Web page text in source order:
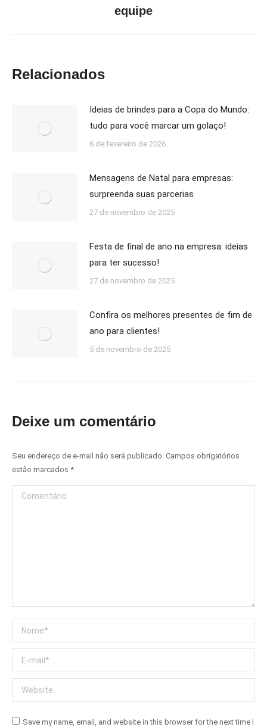
post:
equipe
Relacionados
Ideias de brindes para a Copa do Mundo:
tudo para você marcar um golaço!
6 de fevereiro de 2026
Mensagens de Natal para empresas:
surpreenda suas parcerias
27 de novembro de 2025
Festa de final de ano na empresa: ideias
para ter sucesso!
27 de novembro de 2025
Confira os melhores presentes de fim de
ano para clientes!
5 de novembro de 2025
Deixe um comentário
Seu endereço de e-mail não será publicado. Campos obrigatórios
estão marcados *
Comentário
Nome *
E-mail *
Website
Save my name, email, and website in this browser for the next time I